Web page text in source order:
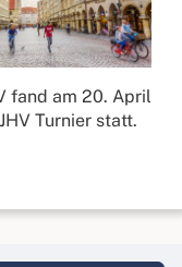
fand am 20. April
Turnier statt.